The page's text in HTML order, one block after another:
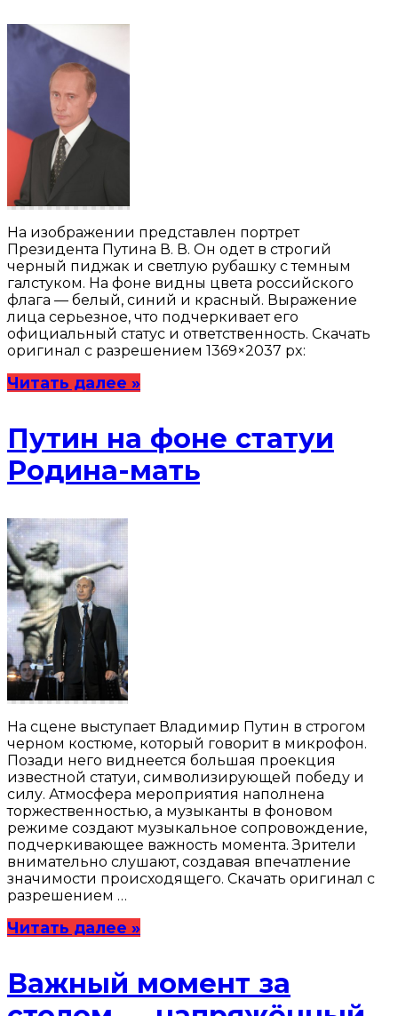
На изображении представлен портрет
Президента Путина В. В. Он одет в строгий
черный пиджак и светлую рубашку с темным
галстуком. На фоне видны цвета российского
флага — белый, синий и красный. Выражение
лица серьезное, что подчеркивает его
официальный статус и ответственность. Скачать
оригинал с разрешением 1369×2037 px:
Читать далее »
Путин на фоне статуи
Родина-мать
На сцене выступает Владимир Путин в строгом
черном костюме, который говорит в микрофон.
Позади него виднеется большая проекция
известной статуи, символизирующей победу и
силу. Атмосфера мероприятия наполнена
торжественностью, а музыканты в фоновом
режиме создают музыкальное сопровождение,
подчеркивающее важность момента. Зрители
внимательно слушают, создавая впечатление
значимости происходящего. Скачать оригинал с
разрешением …
Читать далее »
Важный момент за